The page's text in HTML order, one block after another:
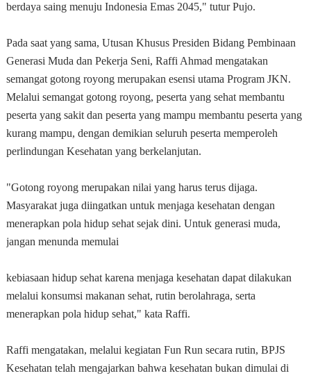
berdaya saing menuju Indonesia Emas 2045," tutur Pujo.
Pada saat yang sama, Utusan Khusus Presiden Bidang Pembinaan
Generasi Muda dan Pekerja Seni, Raffi Ahmad mengatakan
semangat gotong royong merupakan esensi utama Program JKN.
Melalui semangat gotong royong, peserta yang sehat membantu
peserta yang sakit dan peserta yang mampu membantu peserta yang
kurang mampu, dengan demikian seluruh peserta memperoleh
perlindungan Kesehatan yang berkelanjutan.
"Gotong royong merupakan nilai yang harus terus dijaga.
Masyarakat juga diingatkan untuk menjaga kesehatan dengan
menerapkan pola hidup sehat sejak dini. Untuk generasi muda,
jangan menunda memulai
kebiasaan hidup sehat karena menjaga kesehatan dapat dilakukan
melalui konsumsi makanan sehat, rutin berolahraga, serta
menerapkan pola hidup sehat," kata Raffi.
Raffi mengatakan, melalui kegiatan Fun Run secara rutin, BPJS
Kesehatan telah mengajarkan bahwa kesehatan bukan dimulai di